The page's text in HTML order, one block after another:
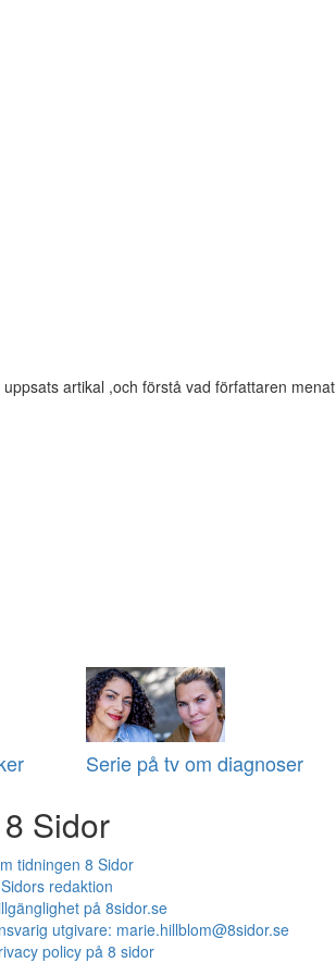
artikal ,och förstå vad författaren menat
Serie på tv om diagnoser
Sidor
tidningen 8 Sidor
redaktion
på 8sidor.se
utgivare: marie.hillblom@8sidor.se
policy på 8 sidor